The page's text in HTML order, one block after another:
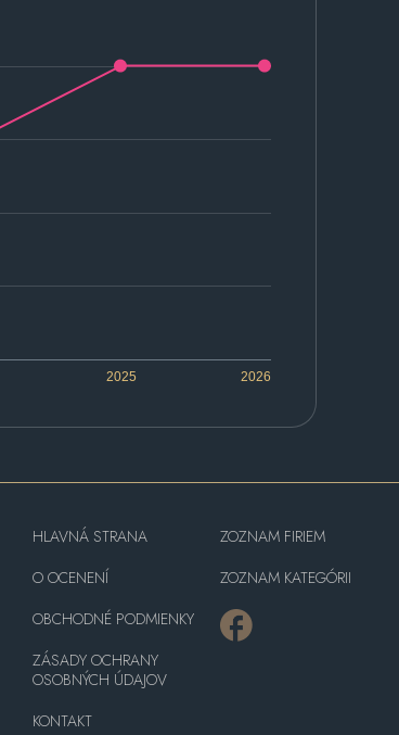
2025 2026
HLAVNÁ STRANA
O OCENENÍ
OBCHODNÉ PODMIENKY
ZÁSADY OCHRANY
OSOBNÝCH ÚDAJOV
KONTAKT
ZOZNAM FIRIEM
ZOZNAM KATEGÓRII